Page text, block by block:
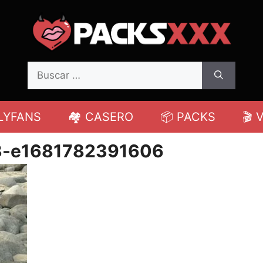
🏘️ CASERO 📦 PACKS 🎬
e1681782391606